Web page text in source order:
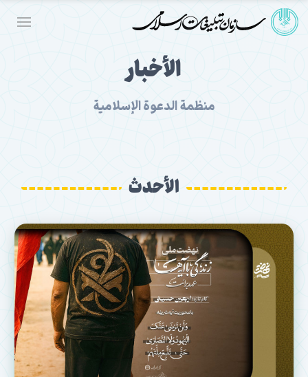
الأخبار
منظمة الدعوة الإسلامية
الأحدث